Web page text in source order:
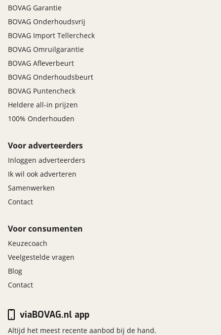
BOVAG Garantie
BOVAG Onderhoudsvrij
BOVAG Import Tellercheck
BOVAG Omruilgarantie
BOVAG Afleverbeurt
BOVAG Onderhoudsbeurt
BOVAG Puntencheck
Heldere all-in prijzen
100% Onderhouden
Voor adverteerders
Inloggen adverteerders
Ik wil ook adverteren
Samenwerken
Contact
Voor consumenten
Keuzecoach
Veelgestelde vragen
Blog
Contact
viaBOVAG.nl app
Altijd het meest recente aanbod bij de hand.